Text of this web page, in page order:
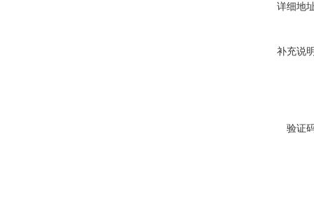
详细地
补充说
验证